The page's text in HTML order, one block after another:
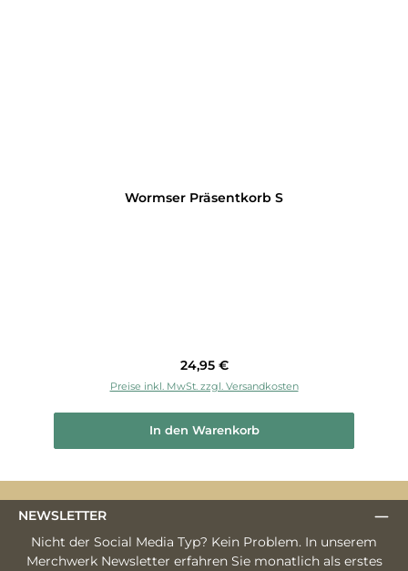
Wormser Präsentkorb S
Regulärer Preis:
24,95 €
Preise inkl. MwSt. zzgl. Versandkosten
In den Warenkorb
NEWSLETTER
Nicht der Social Media Typ? Kein Problem. In unserem
Merchwerk Newsletter erfahren Sie monatlich als erstes